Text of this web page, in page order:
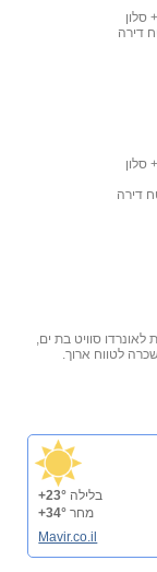
סוויט בת ים,
בלילה +23°
מחר +34°
Mavir.co.il